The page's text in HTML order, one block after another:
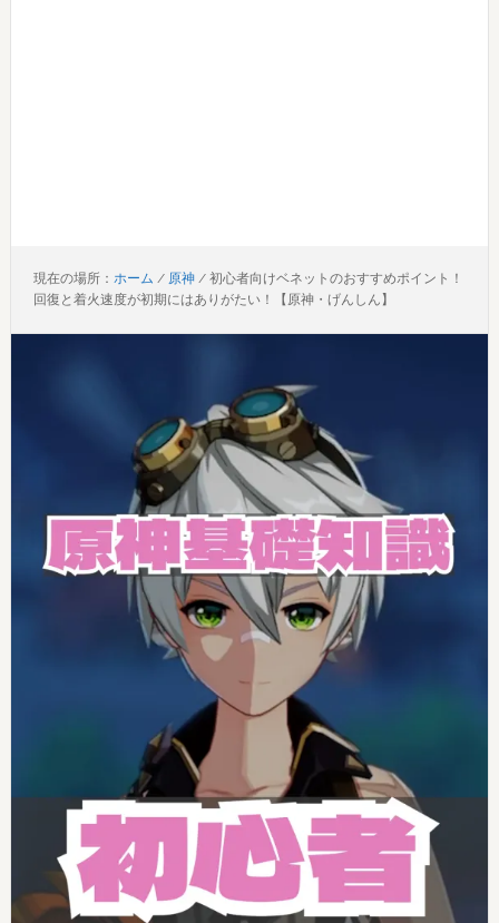
現在の場所： ホーム / 原神 /初心者向けベネットのおすすめポイント！
回復と着火速度が初期にはありがたい！【原神・げんしん】